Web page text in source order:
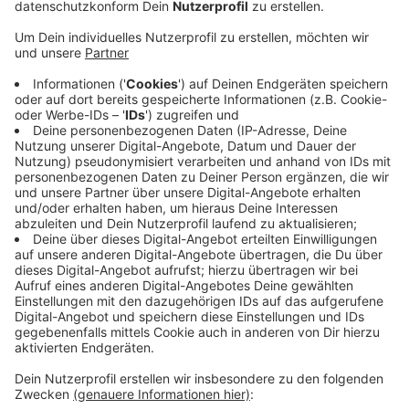
Wasserrutschen fertig ist. Für eine breite
Aber um eine größere Wasserrutsche gibt es
Auftragsvergabe der Stadt vor Gericht geklagt -
und darüber soll erst nächstes Jahr im März
verhandelt werden. Zwei Monate später soll das
Freibad öffnen. Die Stadt hatte den
Eröffnungstermin mehrfach nach hinten
verschoben, ursprünglich sollte die sanierte
Mählersbeck schon 2023 wieder offen sein. Die
Kosten waren zuletzt auf über 22 Millionen Euro
gestiegen, mehr als doppelt so viel wie anfangs
geplant.
Veröffentlicht:Dienstag, 30.09.2025 13:52
Anzeige